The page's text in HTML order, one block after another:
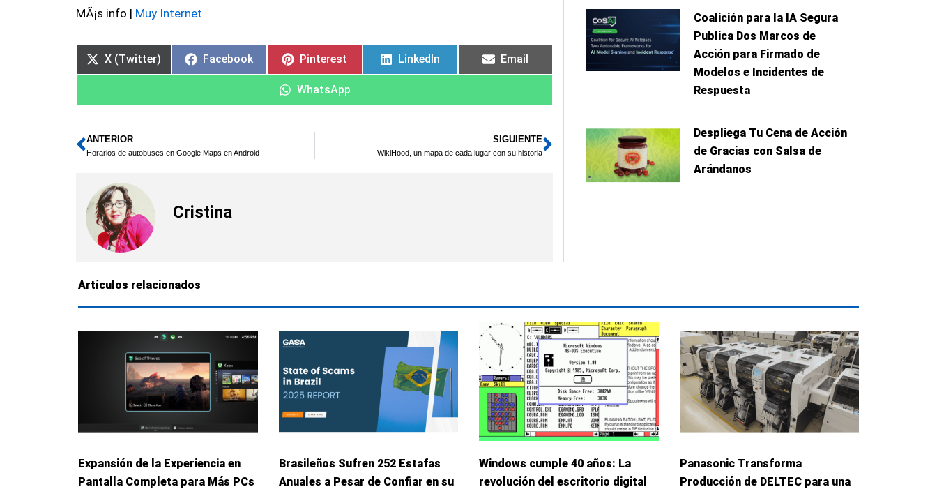
MÃ¡s info | Muy Internet
X (Twitter) Facebook Pinterest LinkedIn Email
WhatsApp
Ant
ANTERIOR
Horarios de autobuses en Google Maps en Android
SIGUIENTE
WikiHood, un mapa de cada lugar con su historiaSiguiente
Cristina
Coalición para la IA Segura
Publica Dos Marcos de
Acción para Firmado de
Modelos e Incidentes de
Respuesta
Despliega Tu Cena de Acción
de Gracias con Salsa de
Arándanos
Artículos relacionados
Expansión de la Experiencia en
Pantalla Completa para Más PCs
Brasileños Sufren 252 Estafas
Anuales a Pesar de Confiar en su
Windows cumple 40 años: La
revolución del escritorio digital
Panasonic Transforma
Producción de DELTEC para una